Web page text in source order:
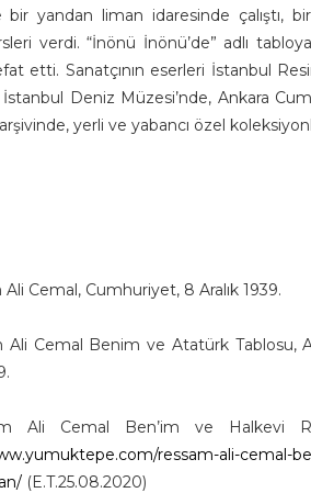
bir yandan liman idaresinde çalıştı,
verdi. “İnönü İnönü’de” adlı tabloya
etti. Sanatçının eserleri İstanbul
İstanbul Deniz Müzesi’nde, Ankara
yerli ve yabancı özel
Ali Cemal, Cumhuriyet, 8 Aralık 1939.
Ali Cemal Benim ve Atatürk Tablosu,
Ali Cemal Ben’im ve Halkevi
ressam-ali-cemal-
(E.T.25.08.2020)